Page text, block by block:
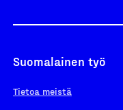
Suomalainen työ
Tietoa meistä